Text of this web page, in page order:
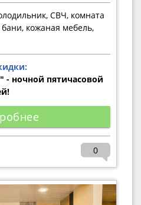
СВЧ, комната
кожаная мебель,
ночной пятичасовой
0